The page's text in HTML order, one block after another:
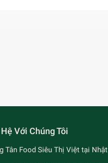
Với Chúng Tôi
Tân Food Siêu Thị Việt tại Nhật